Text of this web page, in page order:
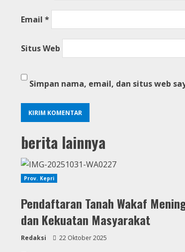
Email *
Situs Web
Simpan nama, email, dan situs web
berita lainnya
Prov. Kepri
Pendaftaran Tanah Wakaf
dan Kekuatan Masyarakat
Redaksi 22 Oktober 2025